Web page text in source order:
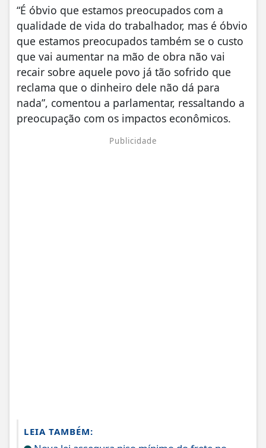
“É óbvio que estamos preocupados com a
qualidade de vida do trabalhador, mas é óbvio
que estamos preocupados também se o custo
que vai aumentar na mão de obra não vai
recair sobre aquele povo já tão sofrido que
reclama que o dinheiro dele não dá para
nada”, comentou a parlamentar, ressaltando a
preocupação com os impactos econômicos.
Publicidade
LEIA TAMBÉM: